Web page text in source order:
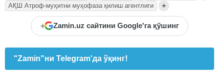
АҚШ Атроф-муҳитни муҳофаза қилиш агентлиги +
+ Zamin.uz сайтини Google'га қўшинг
"Zamin"ни Telegram'да ўқинг!